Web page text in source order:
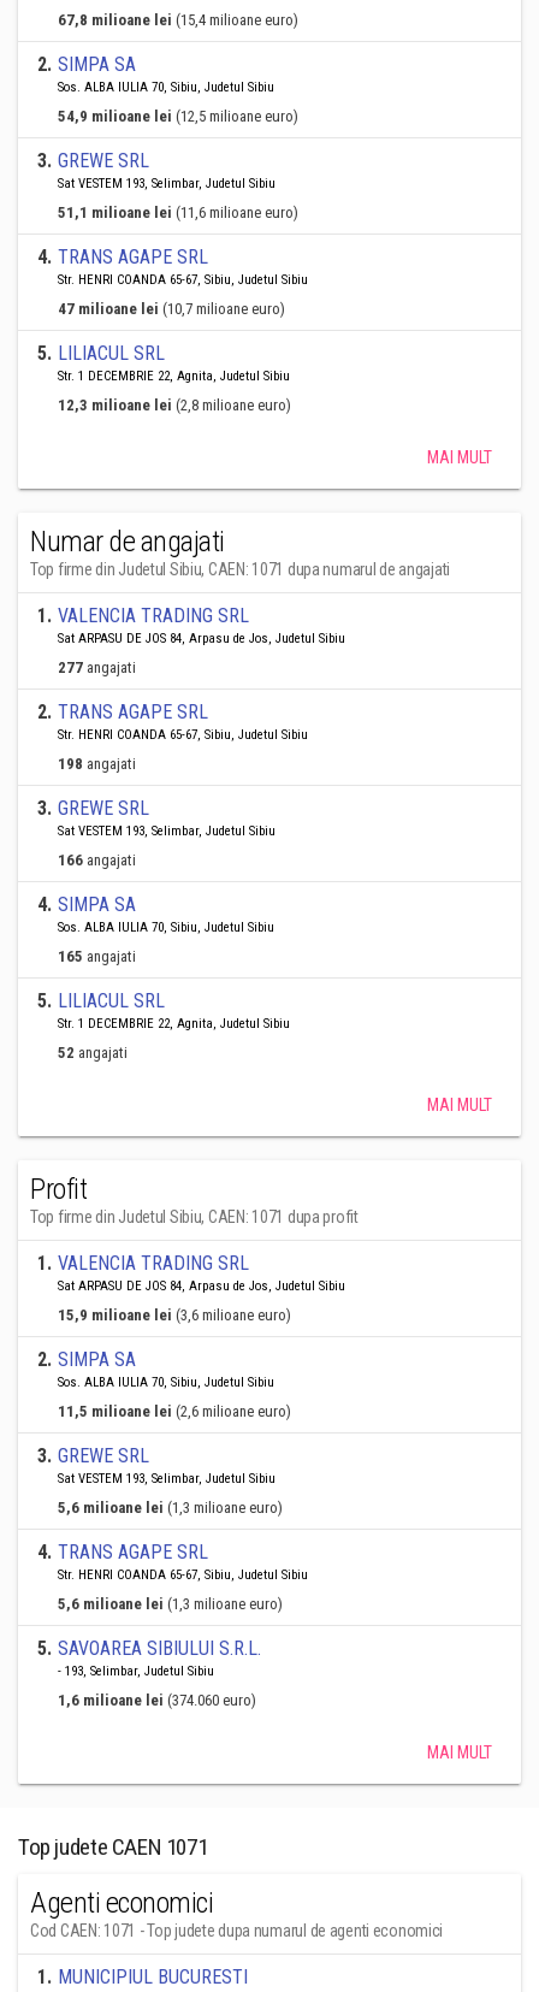
67,8 milioane lei (15,4 milioane euro)
2. SIMPA SA
Sos. ALBA IULIA 70, Sibiu, Judetul Sibiu
54,9 milioane lei (12,5 milioane euro)
3. GREWE SRL
Sat VESTEM 193, Selimbar, Judetul Sibiu
51,1 milioane lei (11,6 milioane euro)
4. TRANS AGAPE SRL
Str. HENRI COANDA 65-67, Sibiu, Judetul Sibiu
47 milioane lei (10,7 milioane euro)
5. LILIACUL SRL
Str. 1 DECEMBRIE 22, Agnita, Judetul Sibiu
12,3 milioane lei (2,8 milioane euro)
MAI MULT
Numar de angajati
Top firme din Judetul Sibiu, CAEN: 1071 dupa numarul de angajati
1. VALENCIA TRADING SRL
Sat ARPASU DE JOS 84, Arpasu de Jos, Judetul Sibiu
277 angajati
2. TRANS AGAPE SRL
Str. HENRI COANDA 65-67, Sibiu, Judetul Sibiu
198 angajati
3. GREWE SRL
Sat VESTEM 193, Selimbar, Judetul Sibiu
166 angajati
4. SIMPA SA
Sos. ALBA IULIA 70, Sibiu, Judetul Sibiu
165 angajati
5. LILIACUL SRL
Str. 1 DECEMBRIE 22, Agnita, Judetul Sibiu
52 angajati
MAI MULT
Profit
Top firme din Judetul Sibiu, CAEN: 1071 dupa profit
1. VALENCIA TRADING SRL
Sat ARPASU DE JOS 84, Arpasu de Jos, Judetul Sibiu
15,9 milioane lei (3,6 milioane euro)
2. SIMPA SA
Sos. ALBA IULIA 70, Sibiu, Judetul Sibiu
11,5 milioane lei (2,6 milioane euro)
3. GREWE SRL
Sat VESTEM 193, Selimbar, Judetul Sibiu
5,6 milioane lei (1,3 milioane euro)
4. TRANS AGAPE SRL
Str. HENRI COANDA 65-67, Sibiu, Judetul Sibiu
5,6 milioane lei (1,3 milioane euro)
5. SAVOAREA SIBIULUI S.R.L.
- 193, Selimbar, Judetul Sibiu
1,6 milioane lei (374.060 euro)
MAI MULT
Top judete CAEN 1071
Agenti economici
Cod CAEN: 1071 - Top judete dupa numarul de agenti economici
1. MUNICIPIUL BUCURESTI